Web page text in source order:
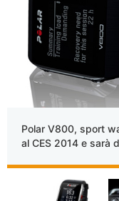
Polar V800, sport
al CES 2014 e sarà